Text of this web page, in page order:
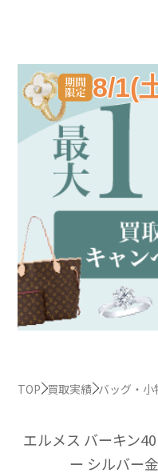
8/1(
TOP 買取実績 バッグ・小
エルメス バーキン
ー シルバー